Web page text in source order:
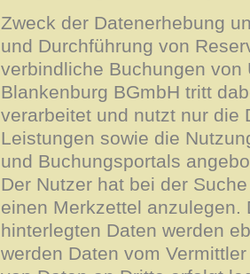
Zweck der Datenerhebung
und Durchführung von
verbindliche Buchungen
Blankenburg BGmbH tritt
verarbeitet und nutzt nur die
Leistungen sowie die
und Buchungsportals
Der Nutzer hat bei der
einen Merkzettel
hinterlegten Daten werden
werden Daten vom